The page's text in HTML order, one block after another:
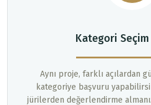
Kategori
Aynı proje, farklı açılardan
kategoriye başvuru
jürilerden değerlendirme